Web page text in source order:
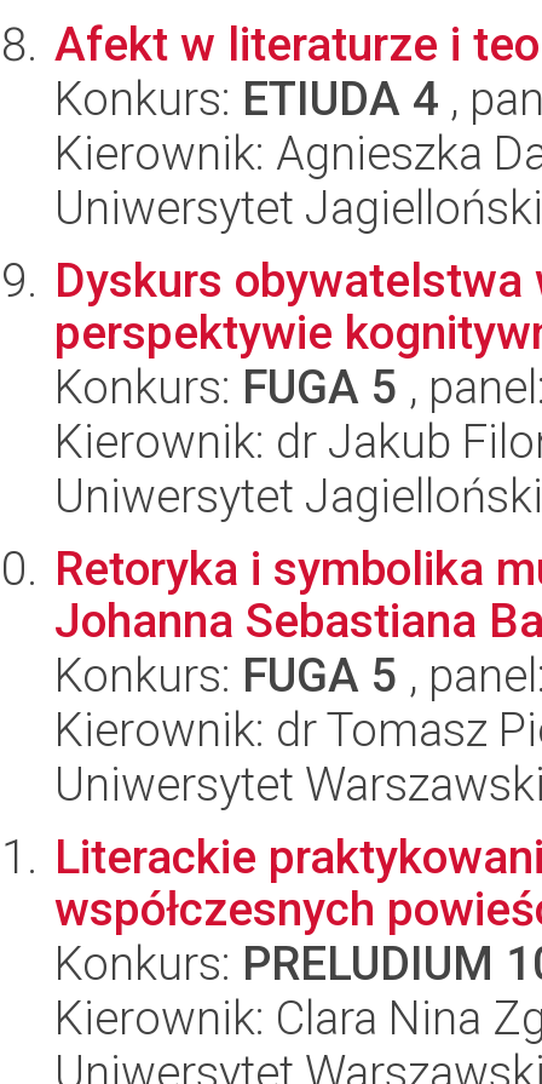
Afekt w literaturze i
Konkurs: ETIUDA 4 ,
Kierownik: Agnieszka
Uniwersytet
Dyskurs
perspektywie
Konkurs: FUGA 5 ,
Kierownik: dr Jakub
Uniwersytet
Retoryka i symbolika
Johanna Sebastiana
Konkurs: FUGA 5 ,
Kierownik: dr Tomasz
Uniwersytet
Literackie
współczesnych
Konkurs: PRELUDIUM
Kierownik: Clara Nina
Uniwersytet